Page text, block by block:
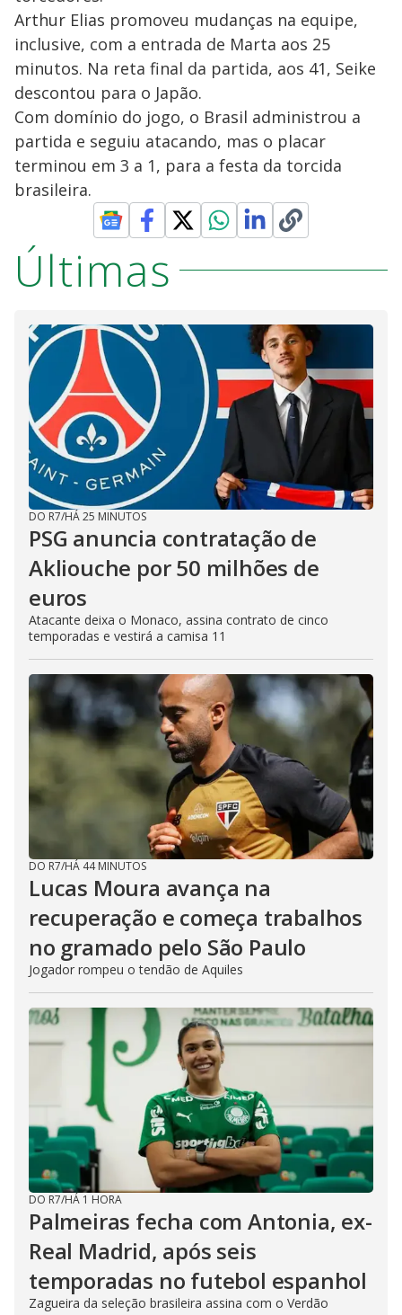
Arthur Elias promoveu mudanças na equipe,
inclusive, com a entrada de Marta aos 25
minutos. Na reta final da partida, aos 41, Seike
descontou para o Japão.
Com domínio do jogo, o Brasil administrou a
partida e seguiu atacando, mas o placar
terminou em 3 a 1, para a festa da torcida
brasileira.
Últimas
DO R7/HÁ 25 MINUTOS
PSG anuncia contratação de
Akliouche por 50 milhões de
euros
Atacante deixa o Monaco, assina contrato de cinco
temporadas e vestirá a camisa 11
DO R7/HÁ 44 MINUTOS
Lucas Moura avança na
recuperação e começa trabalhos
no gramado pelo São Paulo
Jogador rompeu o tendão de Aquiles
DO R7/HÁ 1 HORA
Palmeiras fecha com Antonia, ex-
Real Madrid, após seis
temporadas no futebol espanhol
Zagueira da seleção brasileira assina com o Verdão